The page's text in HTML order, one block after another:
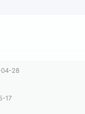
28
17